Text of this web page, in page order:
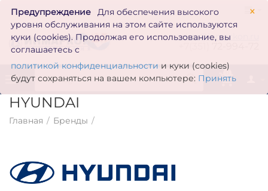
×
Предупреждение
Для обеспечения высокого
уровня обслуживания на этом сайте используются
куки (cookies). Продолжая его использование, вы
соглашаетесь с
политикой конфиденциальности и куки (cookies)
будут сохраняться на вашем компьютере: Принять
zakaz@inmarkon.ru
0
HYUNDAI
Главная / Бренды /